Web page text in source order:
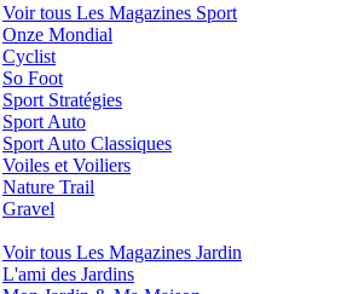
Voir tous Les Magazines Sport
Onze Mondial
Cyclist
So Foot
Sport Stratégies
Sport Auto
Sport Auto Classiques
Voiles et Voiliers
Nature Trail
Gravel
Voir tous Les Magazines Jardin
L'ami des Jardins